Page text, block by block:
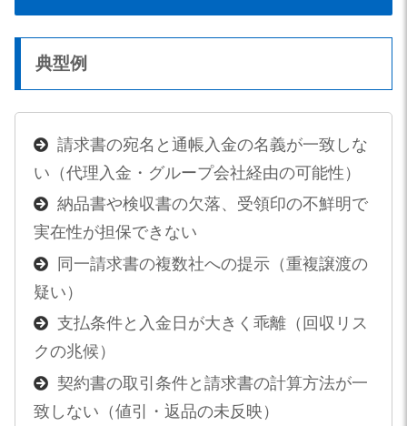
典型例
請求書の宛名と通帳入金の名義が一致しな
い（代理入金・グループ会社経由の可能性）
納品書や検収書の欠落、受領印の不鮮明で
実在性が担保できない
同一請求書の複数社への提示（重複譲渡の
疑い）
支払条件と入金日が大きく乖離（回収リス
クの兆候）
契約書の取引条件と請求書の計算方法が一
致しない（値引・返品の未反映）